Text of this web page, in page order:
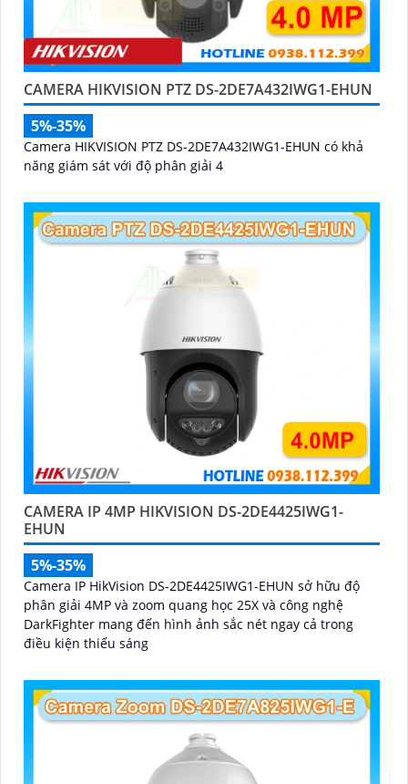
CAMERA HIKVISION PTZ DS-2DE7A432IWG1-EHUN
5%-35%
Camera HIKVISION PTZ DS-2DE7A432IWG1-EHUN có khả
năng giám sát với độ phân giải 4
CAMERA IP 4MP HIKVISION DS-2DE4425IWG1-
EHUN
5%-35%
Camera IP HikVision DS-2DE4425IWG1-EHUN sở hữu độ
phân giải 4MP và zoom quang học 25X và công nghệ
DarkFighter mang đến hình ảnh sắc nét ngay cả trong
điều kiện thiếu sáng